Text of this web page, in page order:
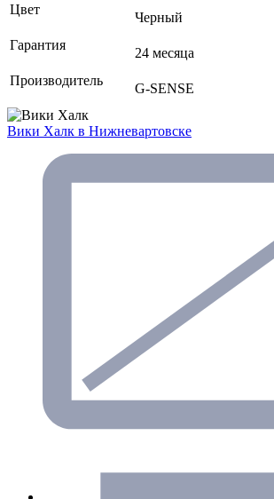
Цвет
Черный
Гарантия
24 месяца
Производитель
G-SENSE
Вики Халк в Нижневартовске